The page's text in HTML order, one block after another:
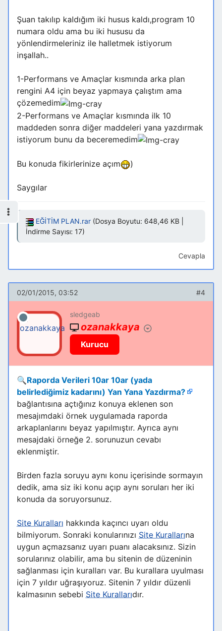
Şuan takılıp kaldığım iki husus kaldı,program 10
numara oldu ama bu iki hususu da
yönlendirmeleriniz ile halletmek istiyorum
inşallah..
1-Performans ve Amaçlar kısmında arka plan
rengini A4 için beyaz yapmaya çalıştım ama
çözemedim
2-Performans ve Amaçlar kısmında ilk 10
maddeden sonra diğer maddeleri yana yazdırmak
istiyorum bunu da beceremedim
Bu konuda fikirlerinize açım )
Saygılar
EĞİTİM PLAN.rar(Dosya Boyutu: 648,46 KB |
İndirme Sayısı: 17)
Cevapla
02/01/2015, 03:52 #4
sledgeab
ozanakkaya
Kurucu
🔍 Raporda Verileri 10ar 10ar (yada
belirlediğimiz kadarını) Yan Yana Yazdırma?
bağlantısına açtığınız konuya eklenen son
mesajımdaki örnek uygulamada raporda
arkaplanlarını beyaz yapılmıştır. Ayrıca aynı
mesajdaki örneğe 2. sorunuzun cevabı
eklenmiştir.
Birden fazla soruyu aynı konu içerisinde sormayın
dedik, ama siz iki konu açıp aynı soruları her iki
konuda da soruyorsunuz.
Site Kuralları hakkında kaçıncı uyarı oldu
bilmiyorum. Sonraki konularınızı Site Kurallarına
uygun açmazsanız uyarı puanı alacaksınız. Sizin
sorularınız olabilir, ama bu sitenin de düzeninin
sağlanması için kuralları var. Bu kurallara uyulması
için 7 yıldır uğraşıyoruz. Sitenin 7 yıldır düzenli
kalmasının sebebi Site Kurallarıdır.